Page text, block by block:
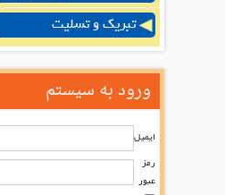
تبریک و تسلیت
ورود به سیستم
ایمیل
رمز
عبور